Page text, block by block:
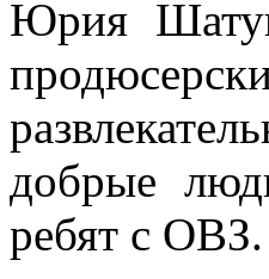
Юрия
добрые
ребят с ОВЗ.